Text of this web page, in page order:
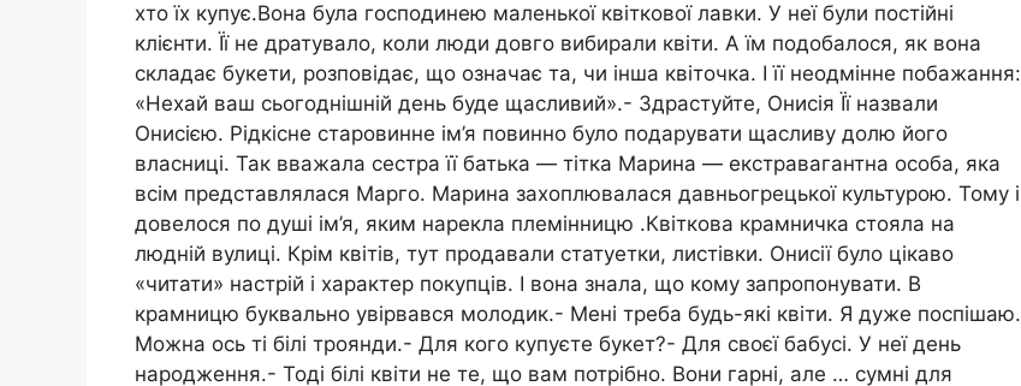
хто їх купує.Вона була господинею маленької квіткової лавки. У неї були постійні
клієнти. Її не дратувало, коли люди довго вибирали квіти. А їм подобалося, як вона
складає букети, розповідає, що означає та, чи інша квіточка. І її неодмінне побажання:
«Нехай ваш сьогоднішній день буде щасливий».- Здрастуйте, Онисія Її назвали
Онисією. Рідкісне старовинне ім’я повинно було подарувати щасливу долю його
власниці. Так вважала сестра її батька — тітка Марина — екстравагантна особа, яка
всім представлялася Марго. Марина захоплювалася давньогрецької культурою. Тому і
довелося по душі ім’я, яким нарекла племінницю .Квіткова крамничка стояла на
людній вулиці. Крім квітів, тут продавали статуетки, листівки. Онисії було цікаво
«читати» настрій і характер покупців. І вона знала, що кому запропонувати. В
крамницю буквально увірвався молодик.- Мені треба будь-які квіти. Я дуже поспішаю.
Можна ось ті білі троянди.- Для кого купуєте букет?- Для своєї бабусі. У неї день
народження.- Тоді білі квіти не те, що вам потрібно. Вони гарні, але … сумні для